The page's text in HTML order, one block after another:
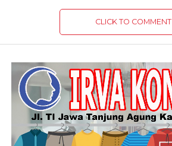
CLICK TO COMMENT